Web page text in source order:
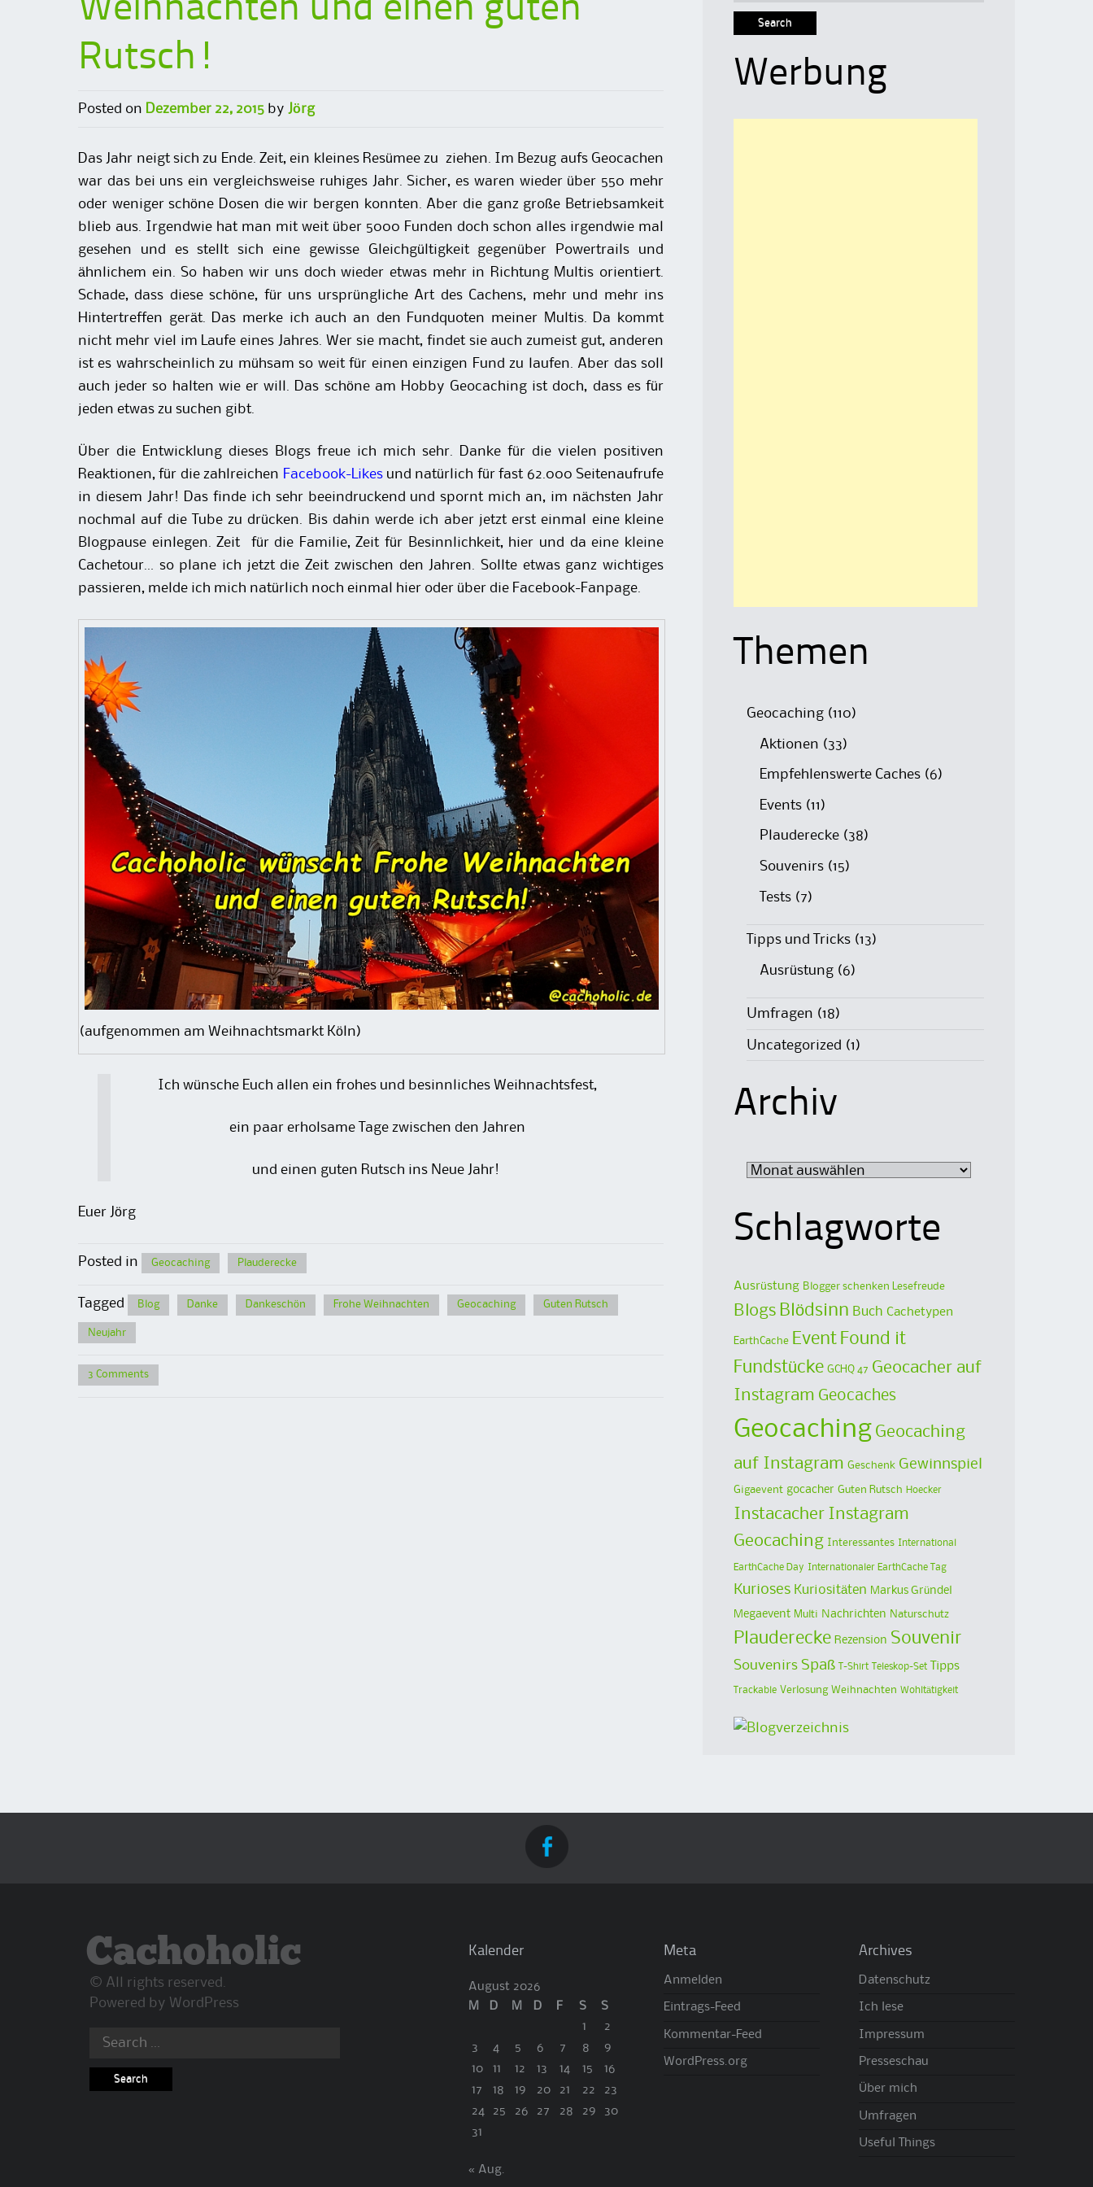
Weihnachten und einen guten
Rutsch!
Posted on Dezember 22, 2015 by Jörg
Das Jahr neigt sich zu Ende. Zeit, ein kleines Resümee zu ziehen. Im Bezug aufs Geocachen
war das bei uns ein vergleichsweise ruhiges Jahr. Sicher, es waren wieder über 550 mehr
oder weniger schöne Dosen die wir bergen konnten. Aber die ganz große Betriebsamkeit
blieb aus. Irgendwie hat man mit weit über 5000 Funden doch schon alles irgendwie mal
gesehen und es stellt sich eine gewisse Gleichgültigkeit gegenüber Powertrails und
ähnlichem ein. So haben wir uns doch wieder etwas mehr in Richtung Multis orientiert.
Schade, dass diese schöne, für uns ursprüngliche Art des Cachens, mehr und mehr ins
Hintertreffen gerät. Das merke ich auch an den Fundquoten meiner Multis. Da kommt
nicht mehr viel im Laufe eines Jahres. Wer sie macht, findet sie auch zumeist gut, anderen
ist es wahrscheinlich zu mühsam so weit für einen einzigen Fund zu laufen. Aber das soll
auch jeder so halten wie er will. Das schöne am Hobby Geocaching ist doch, dass es für
jeden etwas zu suchen gibt.
Über die Entwicklung dieses Blogs freue ich mich sehr. Danke für die vielen positiven
Reaktionen, für die zahlreichen Facebook-Likesund natürlich für fast 62.000 Seitenaufrufe
in diesem Jahr! Das finde ich sehr beeindruckend und spornt mich an, im nächsten Jahr
nochmal auf die Tube zu drücken. Bis dahin werde ich aber jetzt erst einmal eine kleine
Blogpause einlegen. Zeit für die Familie, Zeit für Besinnlichkeit, hier und da eine kleine
Cachetour… so plane ich jetzt die Zeit zwischen den Jahren. Sollte etwas ganz wichtiges
passieren, melde ich mich natürlich noch einmal hier oder über die Facebook-Fanpage.
(aufgenommen am Weihnachtsmarkt Köln)
Ich wünsche Euch allen ein frohes und besinnliches Weihnachtsfest,
ein paar erholsame Tage zwischen den Jahren
und einen guten Rutsch ins Neue Jahr!
Euer Jörg
Posted in Geocaching Plauderecke
Tagged Blog Danke Dankeschön Frohe Weihnachten Geocaching Guten Rutsch
Neujahr
3 Comments
Werbung
Themen
Geocaching (110)
Aktionen (33)
Empfehlenswerte Caches (6)
Events (11)
Plauderecke (38)
Souvenirs (15)
Tests (7)
Tipps und Tricks (13)
Ausrüstung (6)
Umfragen (18)
Uncategorized (1)
Archiv
Archiv
Schlagworte
Ausrüstung Blogger schenken Lesefreude
Blogs Blödsinn Buch Cachetypen
EarthCache Event Found it
Fundstücke GCHQ 47 Geocacher auf
Instagram Geocaches
Geocaching Geocaching
auf Instagram Geschenk Gewinnspiel
Gigaevent gocacher Guten Rutsch Hoecker
Instacacher Instagram
Geocaching
Interessantes International
EarthCache Day Internationaler EarthCache Tag
Kurioses Kuriositäten Markus Gründel
Megaevent Multi Nachrichten Naturschutz
Plauderecke Rezension Souvenir
Souvenirs Spaß T-Shirt Teleskop-Set Tipps
Trackable Verlosung Weihnachten Wohltätigkeit
Cachoholic
© All rights reserved.
Powered by WordPress
Search
Kalender
August 2026
M
D M D F S
S
1
2
3
4 5 6 7 8
9
10
11 12 13 14 15
16
17
18 19 20 21 22
23
24
25 26 27 28 29
30
31
« Aug.
Meta
Anmelden
Eintrags-Feed
Kommentar-Feed
WordPress.org
Archives
Datenschutz
Ich lese
Impressum
Presseschau
Über mich
Umfragen
Useful Things